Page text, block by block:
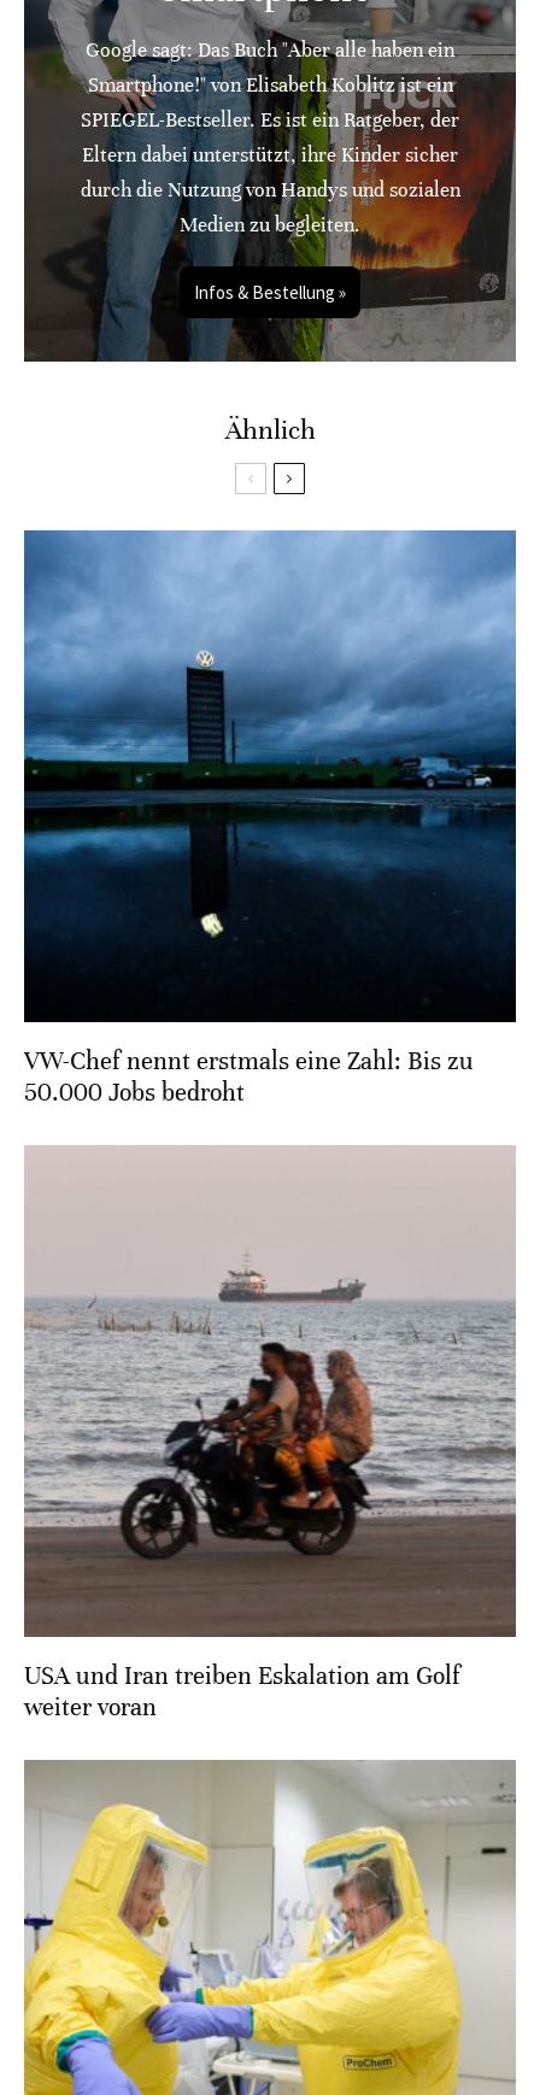
Google sagt: Das Buch "Aber alle haben ein
Smartphone!" von Elisabeth Koblitz ist ein
SPIEGEL-Bestseller. Es ist ein Ratgeber, der
Eltern dabei unterstützt, ihre Kinder sicher
durch die Nutzung von Handys und sozialen
Medien zu begleiten.
Infos & Bestellung »
Ähnlich
VW-Chef nennt erstmals eine Zahl: Bis zu
50.000 Jobs bedroht
USA und Iran treiben Eskalation am Golf
weiter voran